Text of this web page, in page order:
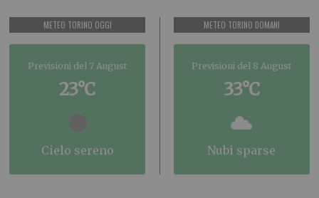
METEO TORINO OGGI
Previsioni del 7 August
23°C
cielo sereno
METEO TORINO DOMANI
Previsioni del 8 August
33°C
nubi sparse